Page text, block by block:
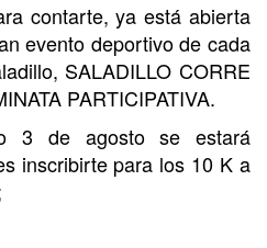
contarte, ya está abierta
evento deportivo de cada
SALADILLO CORRE
PARTICIPATIVA.
3 de agosto se estará
inscribirte para los 10 K a